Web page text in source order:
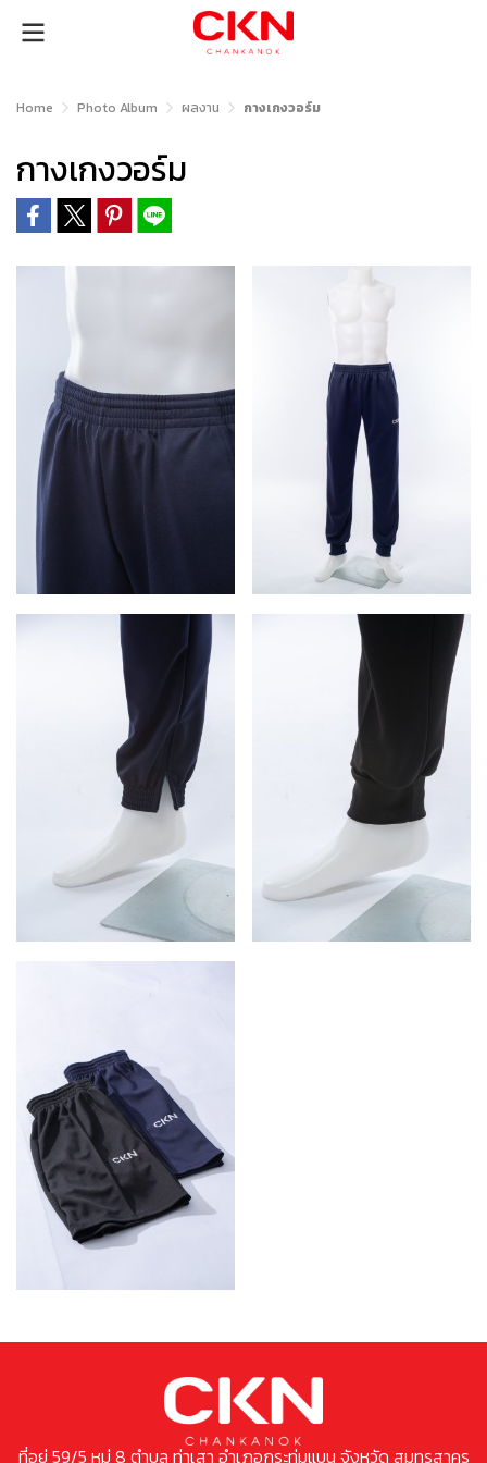
Home Photo Album ผลงาน กางเกงวอร์ม
กางเกงวอร์ม
ที่อยู่ 59/5 หมู่ 8 ตำบล ท่าเสา อำเภอกระทุ่มแบน จังหวัด สมุทรสาคร